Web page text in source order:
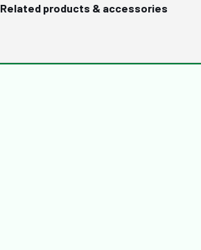
Related products & accessories